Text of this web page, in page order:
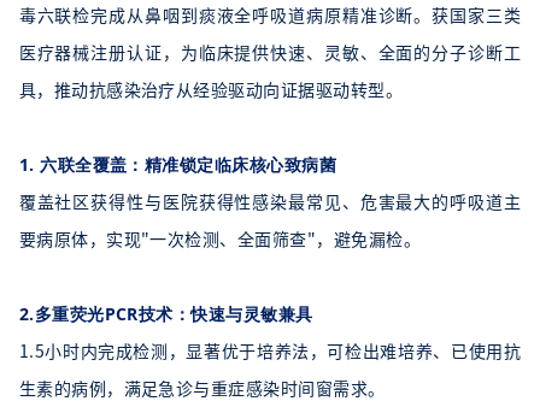
毒六联检完成从鼻咽到痰液全呼吸道病原精准诊断。获国家三类
医疗器械注册认证，为临床提供快速、灵敏、全面的分子诊断工
具，推动抗感染治疗从经验驱动向证据驱动转型。
1.六联全覆盖：精准锁定临床核心致病菌
覆盖社区获得性与医院获得性感染最常见、危害最大的呼吸道主
要病原体，实现"一次检测、全面筛查"，避免漏检。
2.多重荧光PCR技术：快速与灵敏兼具
1.5小时内完成检测，显著优于培养法，可检出难培养、已使用抗
生素的病例，满足急诊与重症感染时间窗需求。